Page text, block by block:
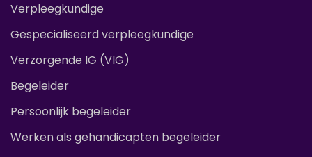
Verpleegkundige
Gespecialiseerd verpleegkundige
Verzorgende IG (VIG)
Begeleider
Persoonlijk begeleider
Werken als gehandicapten begeleider